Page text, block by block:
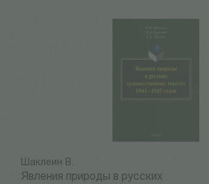
Шаклеин В.
Явления природы в русских